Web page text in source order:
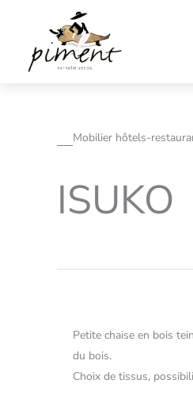
contenu
Mobilier hôtels-
ISUKO
Petite chaise en bois
du bois.
Choix de tissus,